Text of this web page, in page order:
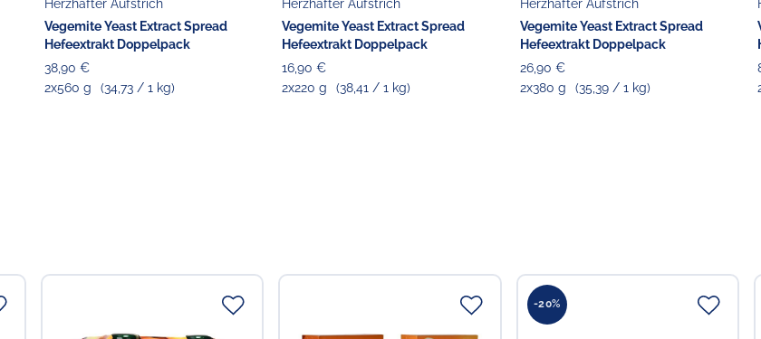
Herzhafter Aufstrich
Vegemite Yeast Extract Spread
Hefeextrakt Doppelpack
38,90 €
2x560 g
(34,73 / 1 kg)
Herzhafter Aufstrich
Vegemite Yeast Extract Spread
Hefeextrakt Doppelpack
16,90 €
2x220 g
(38,41 / 1 kg)
Herzhafter Aufstrich
Vegemite Yeast Extract Spread
Hefeextrakt Doppelpack
26,90 €
2x380 g
(35,39 / 1 kg)
-20%